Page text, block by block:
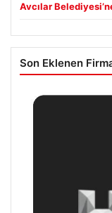
Avcılar
Son Eklenen